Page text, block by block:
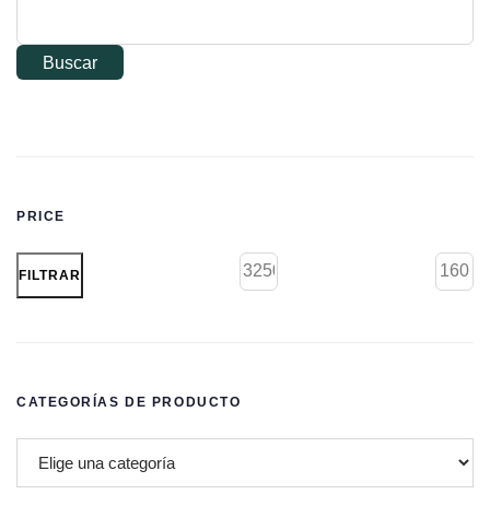
Buscar
PRICE
FILTRAR
CATEGORÍAS DE PRODUCTO